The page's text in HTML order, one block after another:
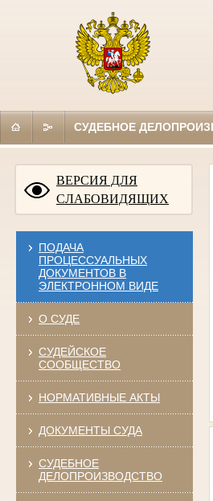
СУДЕБНОЕ
ВЕРСИЯ ДЛЯ
СЛАБОВИДЯЩИХ
ПОДАЧА
ПРОЦЕССУАЛЬНЫХ
ДОКУМЕНТОВ В
ЭЛЕКТРОННОМ ВИДЕ
О СУДЕ
СУДЕЙСКОЕ
СООБЩЕСТВО
НОРМАТИВНЫЕ АКТЫ
ДОКУМЕНТЫ СУДА
СУДЕБНОЕ
ДЕЛОПРОИЗВОДСТВО